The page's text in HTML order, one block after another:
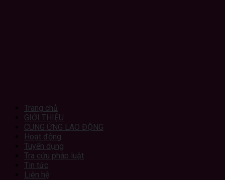
Trang chủ
GIỚI THIỆU
CUNG ỨNG LAO ĐỘNG
Hoạt động
Tuyển dụng
Tra cứu pháp luật
Tin tức
Liên hệ